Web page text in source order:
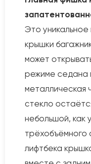
Это
крышки
может
режиме седана
металлическая
стекло
небольшой, как
лифтбека